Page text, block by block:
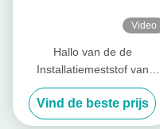
Video
Hallo van de de
Installatiemeststof van
Stikstof de Vloeibare
Aminozuren Steun van het
de Irrigatiesysteem
Vind de beste prijs